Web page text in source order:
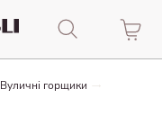
Вуличні горщики